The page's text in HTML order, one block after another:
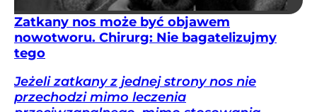
Zatkany nos może być objawem
nowotworu. Chirurg: Nie bagatelizujmy
tego
Jeżeli zatkany z jednej strony nos nie
przechodzi mimo leczenia